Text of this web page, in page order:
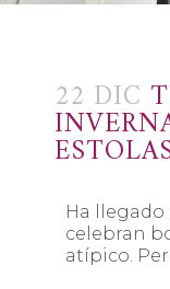
22 DIC
Ha
celebran
atípico.